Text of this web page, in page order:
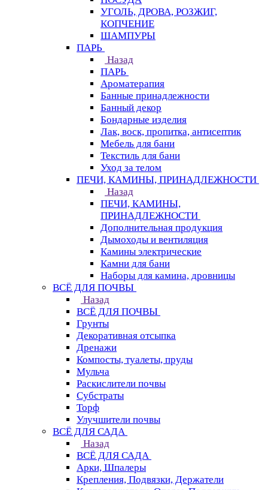
УГОЛЬ, ДРОВА, РОЗЖИГ,
КОПЧЕНИЕ
ШАМПУРЫ
ПАРЬ
Назад
ПАРЬ
Ароматерапия
Банные принадлежности
Банный декор
Бондарные изделия
Лак, воск, пропитка, антисептик
Мебель для бани
Текстиль для бани
Уход за телом
ПЕЧИ, КАМИНЫ, ПРИНАДЛЕЖНОСТИ
Назад
ПЕЧИ, КАМИНЫ,
ПРИНАДЛЕЖНОСТИ
Дополнительная продукция
Дымоходы и вентиляция
Камины электрические
Камни для бани
Наборы для камина, дровницы
ВСЁ ДЛЯ ПОЧВЫ
Назад
ВСЁ ДЛЯ ПОЧВЫ
Грунты
Декоративная отсыпка
Дренажи
Компосты, туалеты, пруды
Мульча
Раскислители почвы
Субстраты
Торф
Улучшители почвы
ВСЁ ДЛЯ САДА
Назад
ВСЁ ДЛЯ САДА
Арки, Шпалеры
Крепления, Подвязки, Держатели